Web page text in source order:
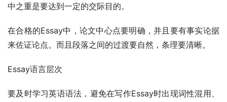
中之重是要达到一定的交际目的。
在合格的Essay中，论文中心点要明确，并且要有事实论据
来佐证论点。而且段落之间的过渡要自然，条理要清晰。
Essay语言层次
要及时学习英语语法，避免在写作Essay时出现词性混用、